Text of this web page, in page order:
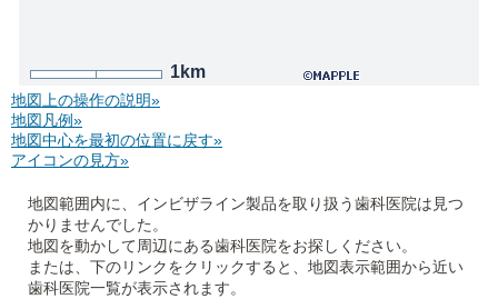
1km
地図上の操作の説明»
地図凡例»
地図中心を最初の位置に戻す»
アイコンの見方»
地図範囲内に、インビザライン製品を取り扱う歯科医院は見つ
かりませんでした。
地図を動かして周辺にある歯科医院をお探しください。
または、下のリンクをクリックすると、地図表示範囲から近い
歯科医院一覧が表示されます。